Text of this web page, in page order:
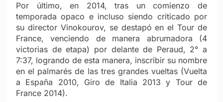
Por último, en 2014, tras un comienzo de
temporada opaco e incluso siendo criticado por
su director Vinokourov, se destapó en el Tour de
France, venciendo de manera abrumadora (4
victorias de etapa) por delante de Peraud, 2° a
7:37, logrando de esta manera, inscribir su nombre
en el palmarés de las tres grandes vueltas (Vuelta
a España 2010, Giro de Italia 2013 y Tour de
France 2014).